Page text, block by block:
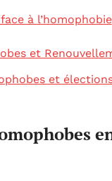
à l’homophobie
et
et